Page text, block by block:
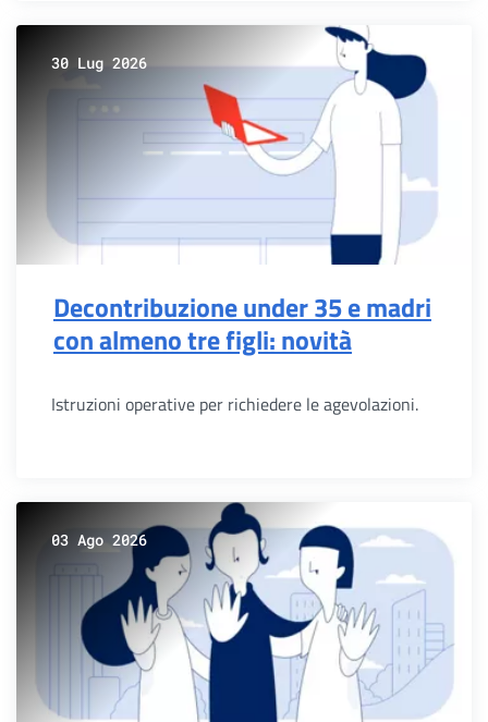
30 Lug 2026
Decontribuzione under 35 e madri
con almeno tre figli: novità
Istruzioni operative per richiedere le agevolazioni.
03 Ago 2026